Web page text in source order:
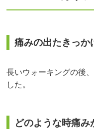
痛みの出たきっか
長いウォーキングの後
した。
どのような時痛み